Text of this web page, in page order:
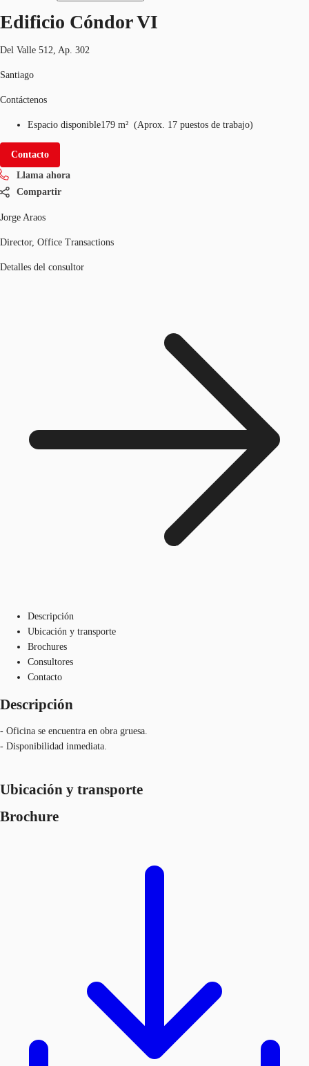
Edificio Cóndor VI
Del Valle 512, Ap. 302
Santiago
Contáctenos
Espacio disponible179 m² (Aprox. 17 puestos de trabajo)
Contacto
Llama ahora
Compartir
Jorge Araos
Director, Office Transactions
Detalles del consultor
Descripción
Ubicación y transporte
Brochures
Consultores
Contacto
Descripción
- Oficina se encuentra en obra gruesa.
- Disponibilidad inmediata.
Ubicación y transporte
Brochure